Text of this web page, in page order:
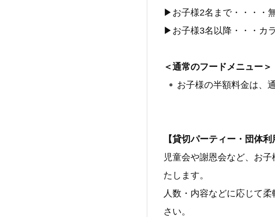
▶︎お子様2名まで・・・・
▶︎お子様3名以降・・・カ
＜通常のフードメニュー＞
お子様の半額料金は、
【貸切パーティー・団体利
児童会や謝恩会など、お
たします。
人数・内容などに応じて
さい。